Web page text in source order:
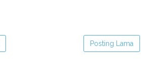
Posting Lama